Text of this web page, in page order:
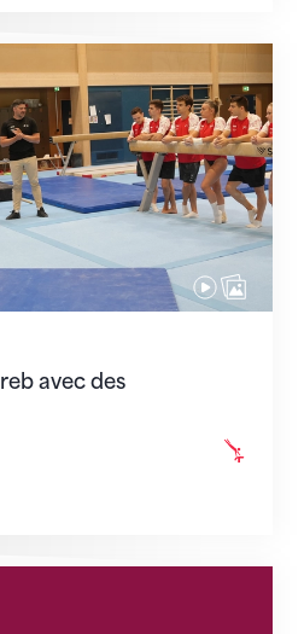
avec des
avec des objectifs clairs
secrétariat dès le 1er août